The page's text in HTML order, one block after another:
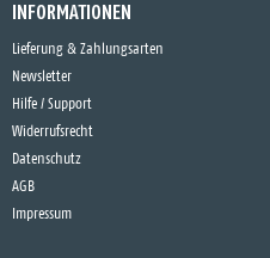
INFORMATIONEN
Lieferung & Zahlungsarten
Newsletter
Hilfe / Support
Widerrufsrecht
Datenschutz
AGB
Impressum